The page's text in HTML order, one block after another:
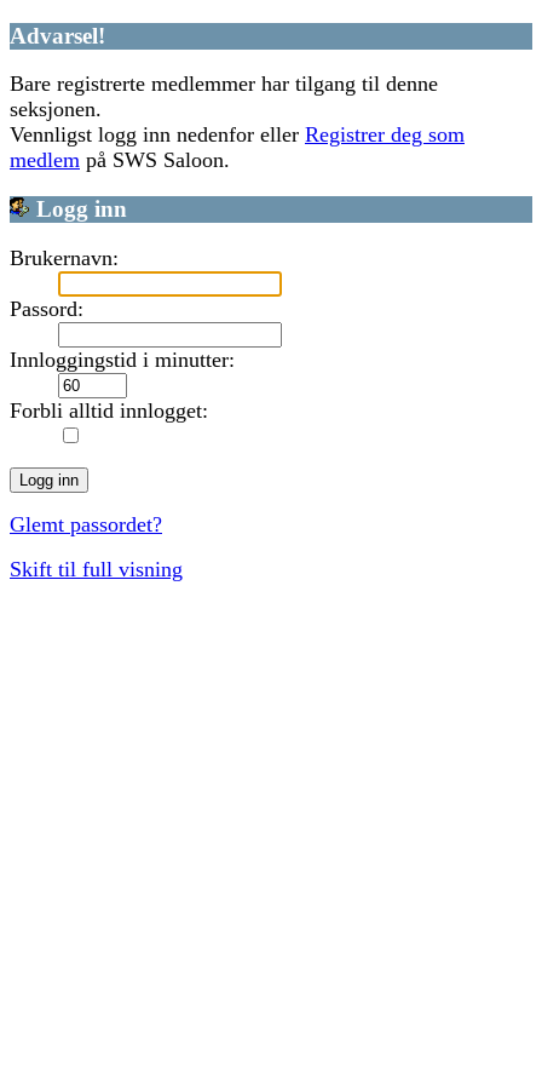
Advarsel!
Bare registrerte medlemmer har tilgang til denne
seksjonen.
Vennligst logg inn nedenfor eller Registrer deg som
medlem på SWS Saloon.
Logg inn
Brukernavn:
Passord:
Innloggingstid i minutter:
Forbli alltid innlogget:
Glemt passordet?
Skift til full visning